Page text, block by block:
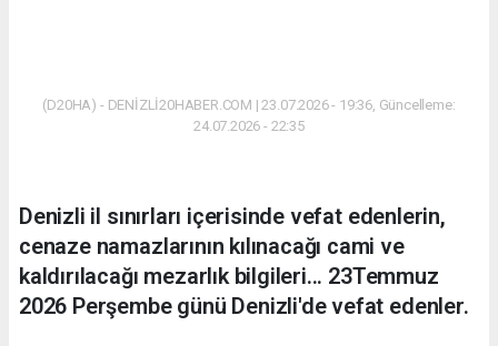
(D20HA) - DENİZLİ20HABER.COM | 23.07.2026 - 19:36, Güncelleme:
24.07.2026 - 22:35
Denizli il sınırları içerisinde vefat edenlerin,
cenaze namazlarının kılınacağı cami ve
kaldırılacağı mezarlık bilgileri... 23Temmuz
2026 Perşembe günü Denizli'de vefat edenler.